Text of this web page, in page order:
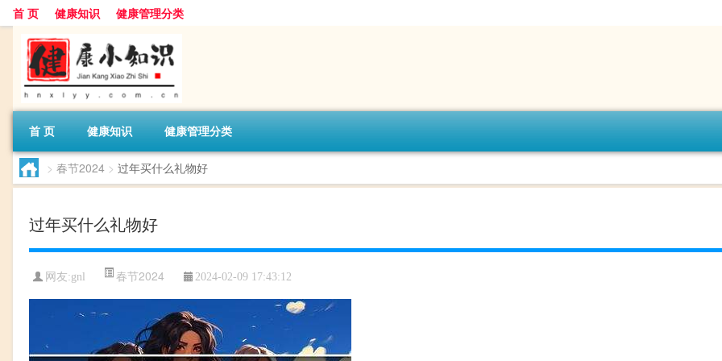
首 页 健康知识 健康管理分类
首 页 健康知识 健康管理分类
> 春节2024 > 过年买什么礼物好
过年买什么礼物好
网友:gnl 春节2024 2024-02-09 17:43:12